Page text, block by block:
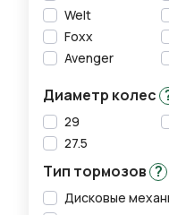
Welt
Foxx
Avenger
Диаметр колес
29
27.5
Тип тормозов ?
Дисковые